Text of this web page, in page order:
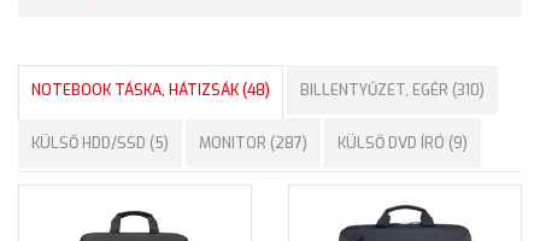
NOTEBOOK TÁSKA, HÁTIZSÁK (48) BILLENTYŰZET, EGÉR (310)
KÜLSŐ HDD/SSD (5) MONITOR (287) KÜLSŐ DVD ÍRÓ (9)